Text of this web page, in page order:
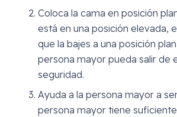
Coloca la cama en posición
está en una posición elevada,
que la bajes a una posición
persona mayor pueda salir de
seguridad.
Ayuda a la persona mayor a
persona mayor tiene